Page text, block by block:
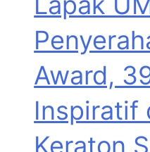
Award,
Inspiratif
Keraton